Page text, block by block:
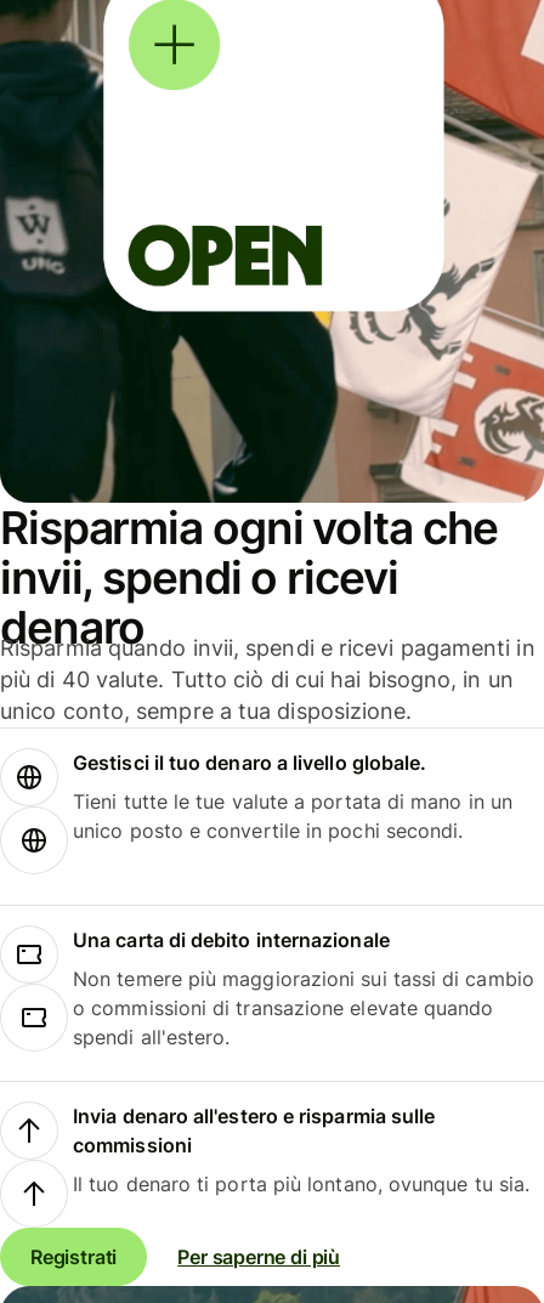
Risparmia ogni volta che
invii, spendi o ricevi
denaro
Risparmia quando invii, spendi e ricevi pagamenti in
più di 40 valute. Tutto ciò di cui hai bisogno, in un
unico conto, sempre a tua disposizione.
Gestisci il tuo denaro a livello globale.
Tieni tutte le tue valute a portata di mano in un
unico posto e convertile in pochi secondi.
Una carta di debito internazionale
Non temere più maggiorazioni sui tassi di cambio
o commissioni di transazione elevate quando
spendi all'estero.
Invia denaro all'estero e risparmia sulle
commissioni
Il tuo denaro ti porta più lontano, ovunque tu sia.
Registrati Per saperne di più